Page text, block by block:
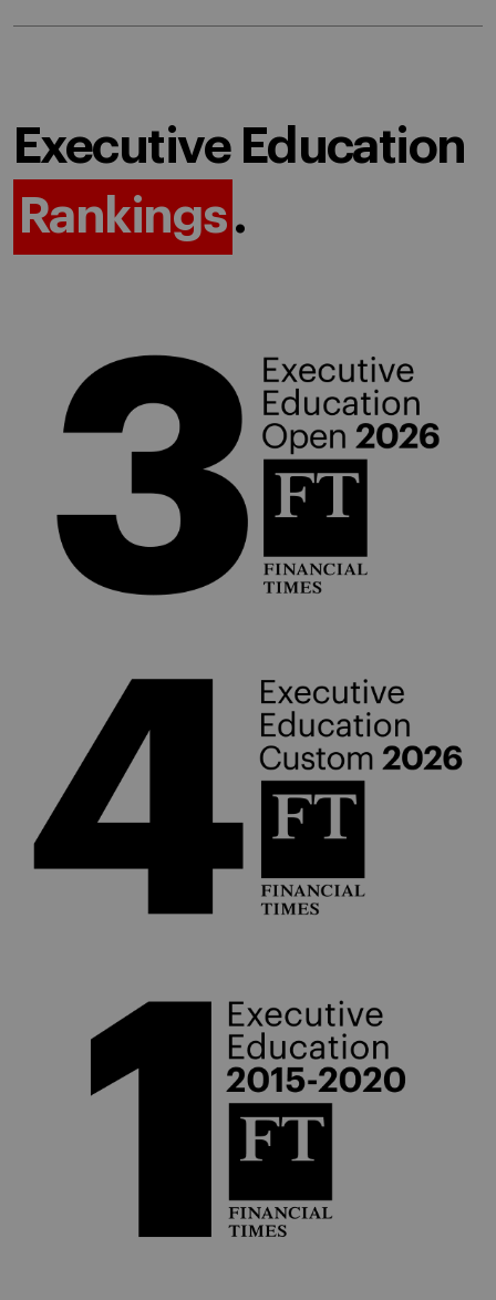
Executive Education
Rankings.